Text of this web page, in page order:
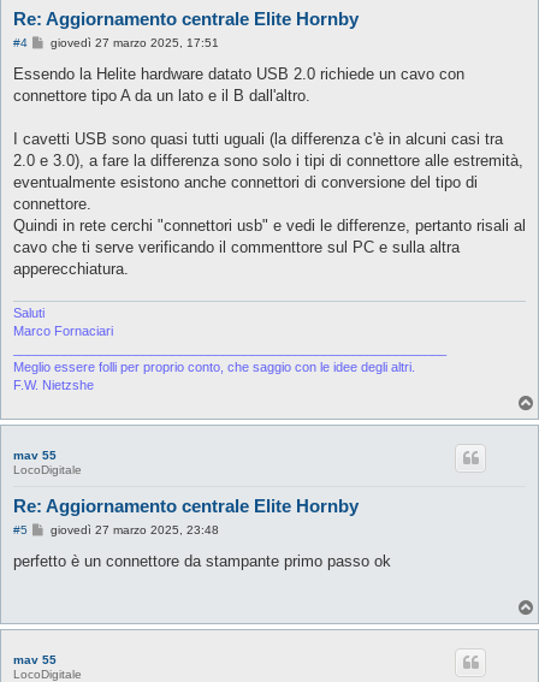
Re: Aggiornamento centrale Elite Hornby
#4
M
s
a
i
o
giovedì 27 marzo 2025, 17:51
Essendo la Helite hardware datato USB 2.0 richiede un cavo con
connettore tipo A da un lato e il B dall'altro.
I cavetti USB sono quasi tutti uguali (la differenza c'è in alcuni casi tra
2.0 e 3.0), a fare la differenza sono solo i tipi di connettore alle estremità,
eventualmente esistono anche connettori di conversione del tipo di
connettore.
Quindi in rete cerchi "connettori usb" e vedi le differenze, pertanto risali al
cavo che ti serve verificando il commenttore sul PC e sulla altra
apperecchiatura.
Saluti
Marco Fornaciari
Meglio essere folli per proprio conto, che saggio con le idee degli altri.
F.W. Nietzshe
mav 55
LocoDigitale
Re: Aggiornamento centrale Elite Hornby
#5
M
s
i
giovedì 27 marzo 2025, 23:48
perfetto è un connettore da stampante primo passo ok
mav 55
LocoDigitale